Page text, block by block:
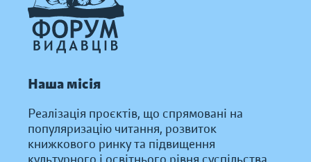
Наша місія
Реалізація проєктів, що спрямовані на
популяризацію читання, розвиток
книжкового ринку та підвищення